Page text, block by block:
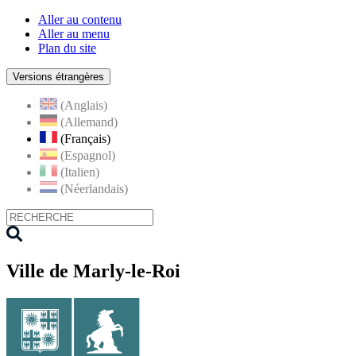
Aller au contenu
Aller au menu
Plan du site
Versions étrangères
(Anglais)
(Allemand)
(Français)
(Espagnol)
(Italien)
(Néerlandais)
Ville de Marly-le-Roi